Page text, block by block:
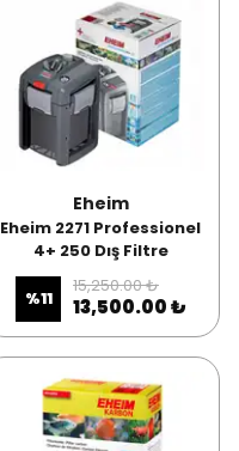
Eheim
Eheim 2271 Professionel
4+ 250 Dış Filtre
%11
15,250.00 ₺
13,500.00 ₺